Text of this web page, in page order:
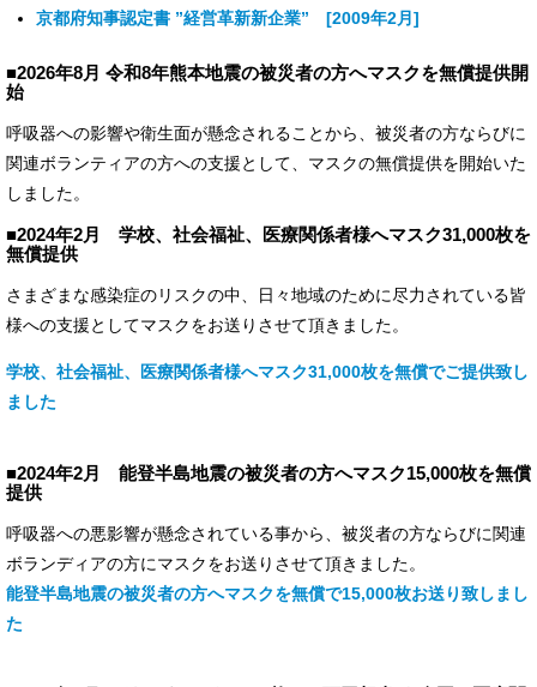
京都府知事認定書 ”経営革新新企業” [2009年2月]
■2026年8月 令和8年熊本地震の被災者の方へマスクを無償提供開
始
呼吸器への影響や衛生面が懸念されることから、被災者の方ならびに
関連ボランティアの方への支援として、マスクの無償提供を開始いた
しました。
■2024年2月 学校、社会福祉、医療関係者様へマスク31,000枚を
無償提供
さまざまな感染症のリスクの中、日々地域のために尽力されている皆
様への支援としてマスクをお送りさせて頂きました。
学校、社会福祉、医療関係者様へマスク31,000枚を無償でご提供致し
ました
■2024年2月 能登半島地震の被災者の方へマスク15,000枚を無償
提供
呼吸器への悪影響が懸念されている事から、被災者の方ならびに関連
ボランディアの方にマスクをお送りさせて頂きました。
能登半島地震の被災者の方へマスクを無償で15,000枚お送り致しまし
た